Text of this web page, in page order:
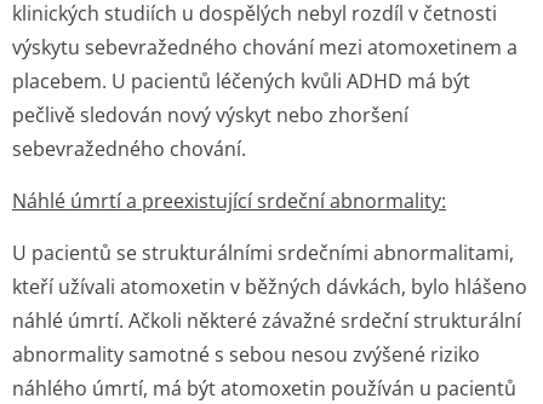
klinických studiích u dospělých nebyl rozdíl v četnosti
výskytu sebevražedného chování mezi atomoxetinem a
placebem. U pacientů léčených kvůli ADHD má být
pečlivě sledován nový výskyt nebo zhoršení
sebevražedného chování.
Náhlé úmrtí a preexistující srdeční abnormality:
U pacientů se strukturálními srdečními abnormalitami,
kteří užívali atomoxetin v běžných dávkách, bylo hlášeno
náhlé úmrtí. Ačkoli některé závažné srdeční strukturální
abnormality samotné s sebou nesou zvýšené riziko
náhlého úmrtí, má být atomoxetin používán u pacientů